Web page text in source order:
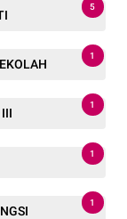
5
1
III
1
1
1